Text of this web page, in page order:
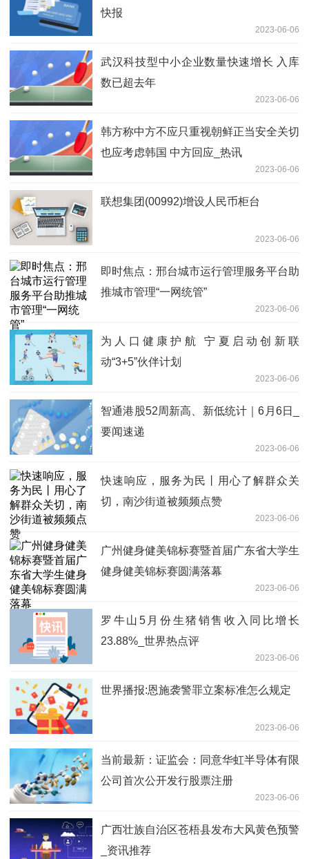
快报
2023-06-06
武汉科技型中小企业数量快速增长 入库
数已超去年
2023-06-06
韩方称中方不应只重视朝鲜正当安全关切
也应考虑韩国 中方回应_热讯
2023-06-06
联想集团(00992)增设人民币柜台
2023-06-06
即时焦点：邢台城市运行管理服务平台助
推城市管理“一网统管”
2023-06-06
为人口健康护航 宁夏启动创新联
动“3+5”伙伴计划
2023-06-06
智通港股52周新高、新低统计｜6月6日_
要闻速递
2023-06-06
快速响应，服务为民丨用心了解群众关
切，南沙街道被频频点赞
2023-06-06
广州健身健美锦标赛暨首届广东省大学生
健身健美锦标赛圆满落幕
2023-06-06
罗牛山5月份生猪销售收入同比增长
23.88%_世界热点评
2023-06-06
世界播报:恩施袭警罪立案标准怎么规定
2023-06-06
当前最新：证监会：同意华虹半导体有限
公司首次公开发行股票注册
2023-06-06
广西壮族自治区苍梧县发布大风黄色预警
_资讯推荐